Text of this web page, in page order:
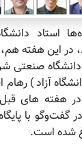
امسال، نام ده‌ها
در این هفته
صنعتی
آزاد ) رهام
هفته های
گفت‌وگو با
شده است.